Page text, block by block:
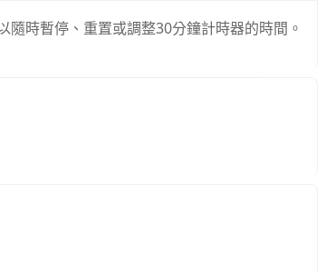
時暫停、重置或調整30分鐘計時器的時間。